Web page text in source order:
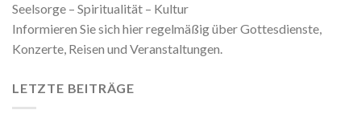
Seelsorge – Spiritualität – Kultur
Informieren Sie sich hier regelmäßig über Gottesdienste,
Konzerte, Reisen und Veranstaltungen.
LETZTE BEITRÄGE